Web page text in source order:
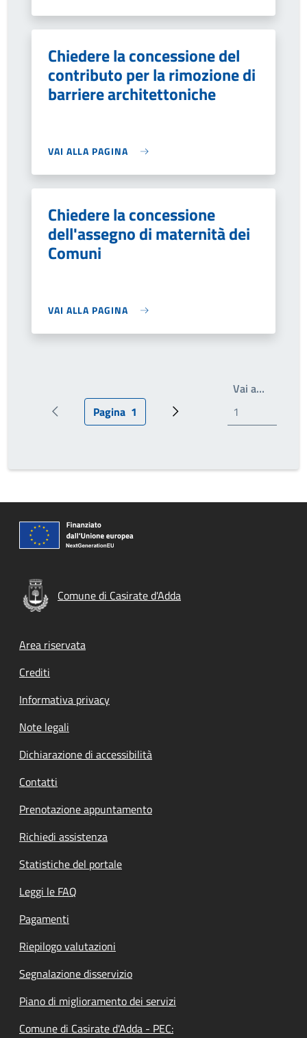
Chiedere la concessione del
contributo per la rimozione di
barriere architettoniche
VAI ALLA PAGINA
Chiedere la concessione
dell'assegno di maternità dei
Comuni
VAI ALLA PAGINA
Pagina precedentePagina attuale
Pagina 1 Prossima pagina
Vai a…
Comune di Casirate d'Adda
Footer menu
Area riservata
Crediti
Informativa privacy
Note legali
Dichiarazione di accessibilità
Contatti
Prenotazione appuntamento
Richiedi assistenza
Statistiche del portale
Leggi le FAQ
Pagamenti
Riepilogo valutazioni
Segnalazione disservizio
Piano di miglioramento dei servizi
Comune di Casirate d'Adda - PEC: